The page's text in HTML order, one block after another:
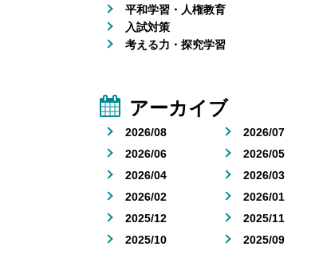
平和学習・人権教育
入試対策
考える力・探究学習
アーカイブ
2026/08
2026/07
2026/06
2026/05
2026/04
2026/03
2026/02
2026/01
2025/12
2025/11
2025/10
2025/09